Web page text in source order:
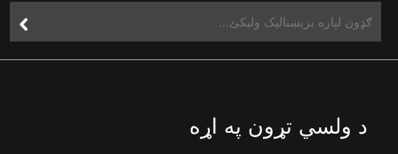
د ولسي تړون په اړه